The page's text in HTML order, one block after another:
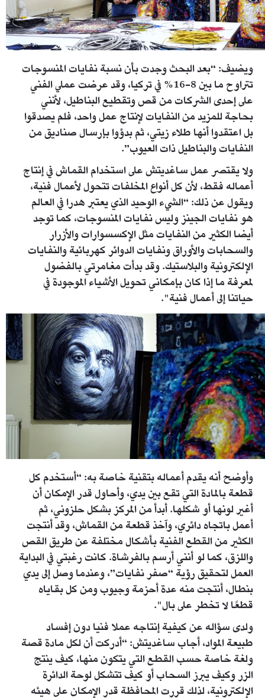
ويضيف: “بعد البحث وجدت بأن نسبة نفايات المنسوجات
تتراوح ما بين 8-16% في تركيا، وقد عرضت عملي الفني
على إحدى الشركات من قص وتقطيع البناطيل، لأنني
بحاجة للمزيد من النفايات لإنتاج عمل واحد، فلم يصدقوا
بل اعتقدوا أنها طلاء زيتي، ثم بدؤوا بإرسال صناديق من
النفايات والبناطيل ذات العيوب”.
ولا يقتصر عمل ساغديتش على استخدام القماش في إنتاج
أعماله فقط، لأن كل أنواع المخلفات تتحول لأعمال فنية،
ويقول عن ذلك: “الشيء الوحيد الذي يعتبر هدرا في العالم
هو نفايات الجينز وليس نفايات المنسوجات، كما توجد
أيضا الكثير من النفايات مثل الإكسسوارات والأزرار
والسحابات والأوراق ونفايات الدوائر كهربائية والنفايات
الإلكترونية والبلاستيك. وقد بدأت مغامرتي بالفضول
لمعرفة ما إذا كان بإمكاني تحويل الأشياء الموجودة في
حياتنا إلى أعمال فنية".
master_00_02_14_04_still009.jpg
وأوضح أنه يقدم أعماله بتقنية خاصة به: “أستخدم كل
قطعة بالمادة التي تقع بين يدي، وأحاول قدر الإمكان أن
أغير لونها أو شكلها. أبدأ من المركز بشكل حلزوني، ثم
أعمل باتجاه دائري، وآخذ قطعة من القماش، وقد أنتجت
الكثير من القطع الفنية بأشكال مختلفة عن طريق القص
واللزق، كما لو أنني أرسم بالفرشاة. كانت رغبتي في البداية
العمل لتحقيق رؤية “صفر نفايات”، وعندما وصل إلى يدي
بنطال، أنتجت منه عدة أحزمة وجيوب ومن كل بقاياه
قطعًا لا تخطر على بال".
ولدى سؤاله عن كيفية إنتاجه عملا فنيا دون إفساد
طبيعة المواد، أجاب ساغديتش: “أدركت أن لكل مادة قصة
ولغة خاصة حسب القطع التي يتكون منها، كيف ينتج
الزر وكيف يبرز السحاب أو كيف تتشكل لوحة الدائرة
الإلكترونية، لذلك قررت المحافظة قدر الإمكان على هيئه